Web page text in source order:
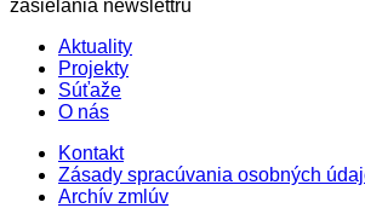
zasielania newslettru
Aktuality
Projekty
Súťaže
O nás
Kontakt
Zásady spracúvania osobných
Archív zmlúv